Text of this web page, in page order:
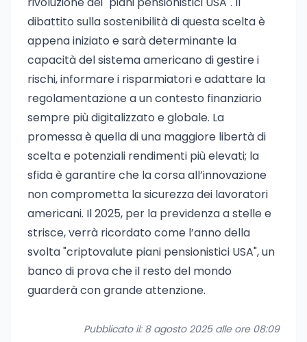
dibattito sulla sostenibilità di questa scelta è
appena iniziato e sarà determinante la
capacità del sistema americano di gestire i
rischi, informare i risparmiatori e adattare la
regolamentazione a un contesto finanziario
sempre più digitalizzato e globale. La
promessa è quella di una maggiore libertà di
scelta e potenziali rendimenti più elevati; la
sfida è garantire che la corsa all’innovazione
non comprometta la sicurezza dei lavoratori
americani. Il 2025, per la previdenza a stelle e
strisce, verrà ricordato come l’anno della
svolta "criptovalute piani pensionistici USA", un
banco di prova che il resto del mondo
guarderà con grande attenzione.
Pubblicato il: 8 agosto 2025 alle ore 08:09